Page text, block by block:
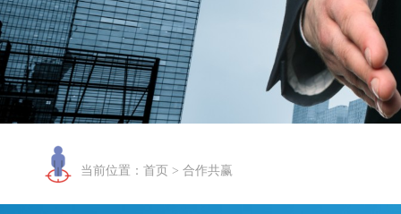
当前位置： 首页 > 合作共赢